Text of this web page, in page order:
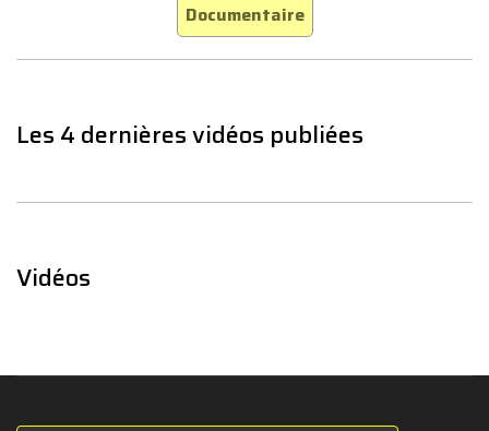
Documentaire
Les 4 dernières vidéos publiées
Vidéos